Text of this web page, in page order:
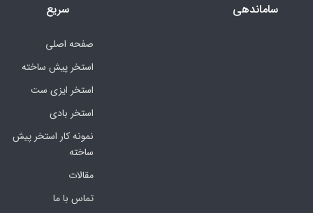
ساماندهی
سریع
صفحه اصلی
استخر پیش ساخته
استخر ایزی ست
استخر بادی
نمونه کار استخر پیش
ساخته
مقالات
تماس با ما